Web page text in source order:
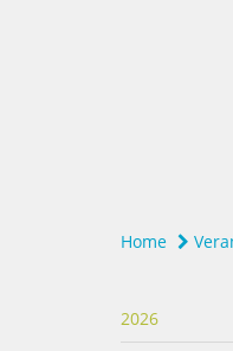
Home
2026